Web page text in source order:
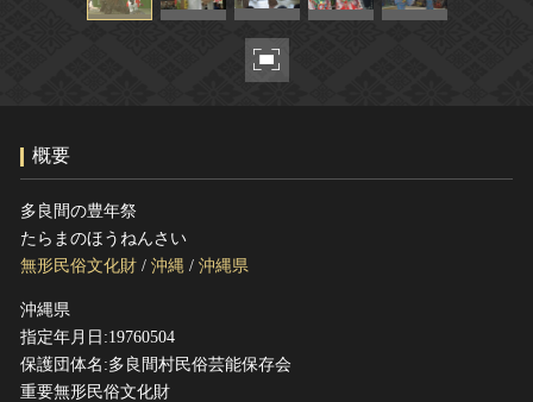
無形文化遺産 関連サイトリンク
サイトマップ
サイトのご意見はこちら
文化遺産データベース
国指定文化財等データベース
概要
多良間の豊年祭
たらまのほうねんさい
無形民俗文化財 / 沖縄 / 沖縄県
沖縄県
指定年月日:19760504
保護団体名:多良間村民俗芸能保存会
重要無形民俗文化財